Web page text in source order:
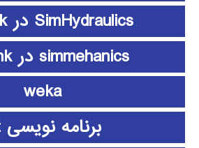
SimHydraulics در simulink
simmehanics در simulink
weka
برنامه نویسی Qt